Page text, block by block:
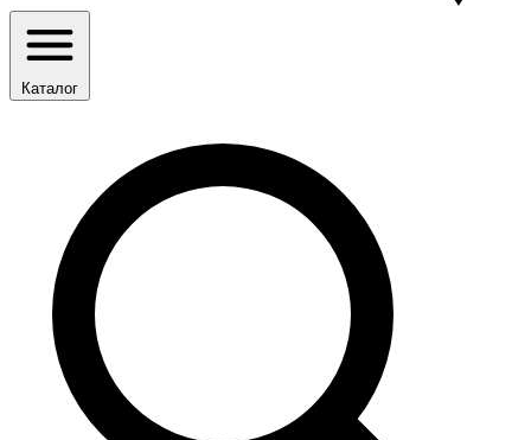
Каталог